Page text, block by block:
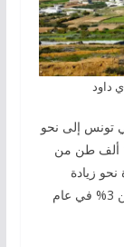
داود
تونس إلى نحو
750 جيجاوات/ساعة سنويًا، ما يوفر حوالي 153 ألف طن من
زيادة
مساهمة الطاقات المتجددة في إنتاج الكهرباء من 3% في عام